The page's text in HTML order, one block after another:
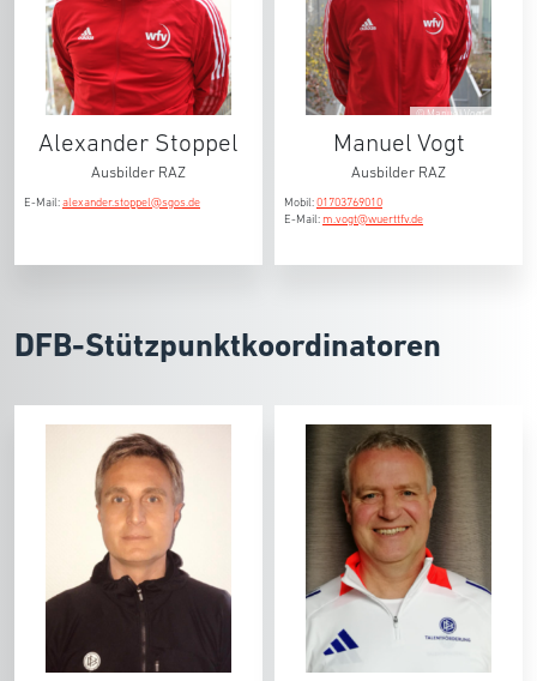
Alexander Stoppel
Ausbilder RAZ
E-Mail:alexander.stoppel@sgos.de
© Manuel Vogt
Manuel Vogt
Ausbilder RAZ
Mobil:01703769010
E-Mail: m.vogt@wuerttfv.de
DFB-Stützpunktkoordinatoren